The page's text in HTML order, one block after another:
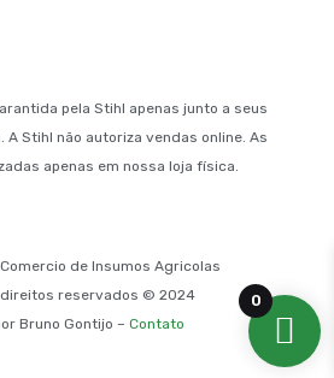
pela Stihl apenas junto a seus
Stihl não autoriza vendas online. As
apenas em nossa loja física.
de Insumos Agricolas
direitos reservados © 2024
Bruno Gontijo – Contato
0